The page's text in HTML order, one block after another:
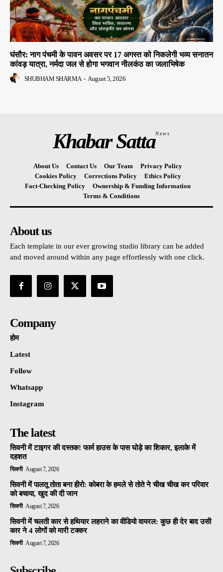
घंसौर: नाग पंचमी के पावन अवसर पर 17 अगस्त को निकलेगी भव्य सनातन
कांवड़ यात्रा, नर्मदा जल से होगा भगवान नीलकंठ का जलाभिषेक
SHUBHAM SHARMA - August 5, 2026
Khabar SattaNews
About Us Contact Us Our Team
Privacy Policy
Cookies Policy
Corrections Policy
Ethics Policy
Fact-Checking Policy
Ownership & Funding Information
Terms & Conditions
About us
Each template in our ever growing studio library can be added
and moved around within any page effortlessly with one click.
Company
होम
Latest
Follow
Whatsapp
Instagram
The latest
सिवनी में टाइगर की दस्तक! फार्म हाउस के पास घोड़े का शिकार, इलाके में
दहशत
सिवनी August 7, 2026
सिवनी में पालतू तोता बना हीरो: कोबरा के हमले से तोते ने चीख चीख कर परिवार
को बचाया, खुद की दी जान
सिवनी August 7, 2026
सिवनी में चलती कार से हथियार लहराने का वीडियो वायरल: कुछ ही देर बाद उसी
कार ने 4 लोगों को मारी टक्कर
सिवनी August 7, 2026